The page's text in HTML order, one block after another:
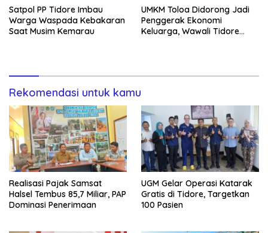
Satpol PP Tidore Imbau
Warga Waspada Kebakaran
Saat Musim Kemarau
UMKM Toloa Didorong Jadi
Penggerak Ekonomi
Keluarga, Wawali Tidore
Rekomendasi untuk kamu
Realisasi Pajak Samsat
Halsel Tembus 85,7 Miliar, PAP
Dominasi Penerimaan
UGM Gelar Operasi Katarak
Gratis di Tidore, Targetkan
100 Pasien